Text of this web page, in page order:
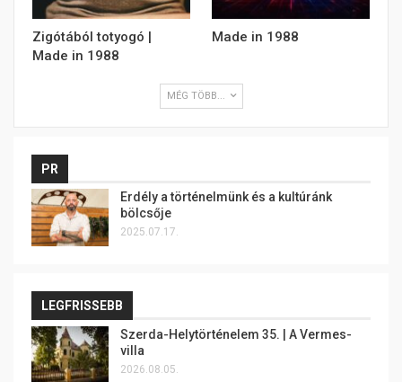
Zigótából totyogó |
Made in 1988
Made in 1988
MÉG TÖBB...
PR
Erdély a történelmünk és a kultúránk
bölcsője
2025.07.17.
LEGFRISSEBB
Szerda-Helytörténelem 35. | A Vermes-
villa
2026.08.05.